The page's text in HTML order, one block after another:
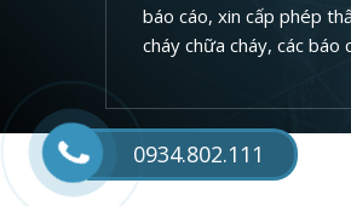
báo cáo, xin cấp phép
cháy chữa cháy, các
0934.802.111